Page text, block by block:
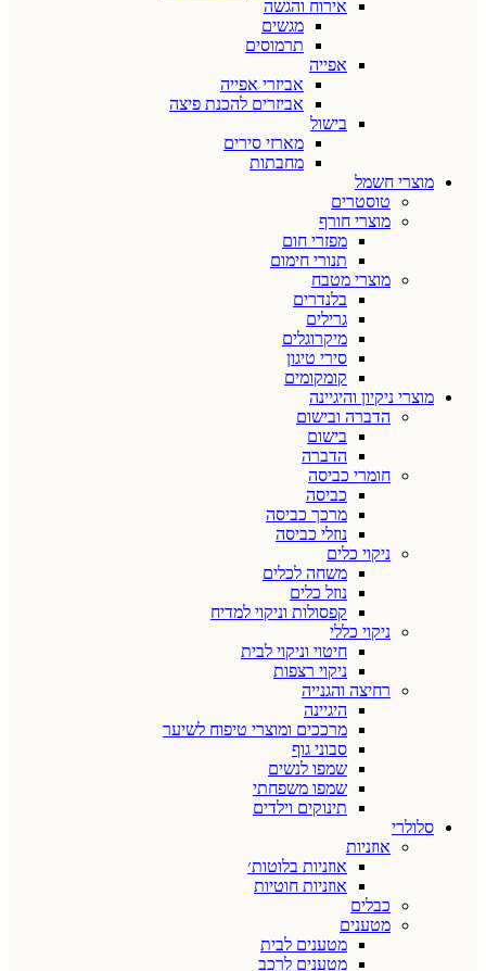
אירוח והגשה
מגשים
תרמוסים
אפייה
אביזרי אפייה
אביזרים להכנת פיצה
בישול
מארזי סירים
מחבתות
מוצרי חשמל
טוסטרים
מוצרי חורף
מפזרי חום
תנורי חימום
מוצרי מטבח
בלנדרים
גרילים
מיקרוגלים
סירי טיגון
קומקומים
מוצרי ניקיון והיגיינה
הדברה ובישום
בישום
הדברה
חומרי כביסה
כביסה
מרכך כביסה
נוזלי כביסה
ניקוי כלים
משחה לכלים
נוזל כלים
קפסולות וניקוי למדיח
ניקוי כללי
חיטוי וניקוי לבית
ניקוי רצפות
רחיצה והגנייה
היגיינה
מרככים ומוצרי טיפוח לשיער
סבוני גוף
שמפו לנשים
שמפו משפחתי
תינוקים וילדים
סלולרי
אוזניות
אוזניות בלוטות׳
אוזניות חוטיות
כבלים
מטענים
מטענים לבית
מטענים לרכב